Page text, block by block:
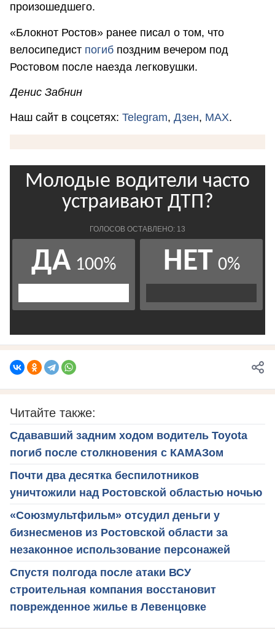
произошедшего.
«Блокнот Ростов» ранее писал о том, что
велосипедист погиб поздним вечером под
Ростовом после наезда легковушки.
Денис Забнин
Наш сайт в соцсетях: Telegram, Дзен, MAX.
Читайте также:
Сдававший задним ходом водитель Toyota
погиб после столкновения с КАМАЗом
Почти два десятка беспилотников
уничтожили над Ростовской областью ночью
«Союзмультфильм» отсудил деньги у
бизнесменов из Ростовской области за
незаконное использование персонажей
Спустя полгода после атаки ВСУ
строительная компания восстановит
поврежденное жилье в Левенцовке